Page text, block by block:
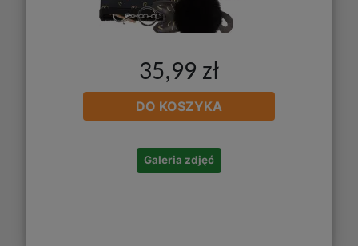
35,99 zł
DO KOSZYKA
Galeria zdjęć